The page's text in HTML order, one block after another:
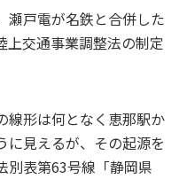
瀬戸電が名鉄と合併した
上交通事業調整法の制定
線形は何となく恵那駅か
に見えるが、その起源を
別表第63号線「静岡県